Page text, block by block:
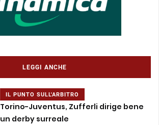
LEGGI ANCHE
IL PUNTO SULL'ARBITRO
Torino-Juventus, Zufferli dirige bene
un derby surreale